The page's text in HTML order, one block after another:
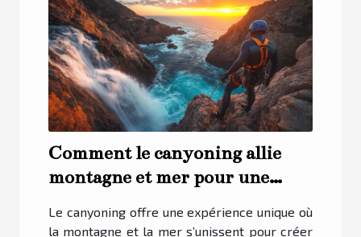
Comment le canyoning allie
montagne et mer pour une
Le canyoning offre une expérience unique où
la montagne et la mer s’unissent pour créer